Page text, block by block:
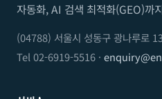
자동화, AI 검색 최적화(GEO)까
(04788) 서울시 성동구 광나루로
Tel 02-6919-5516 ·